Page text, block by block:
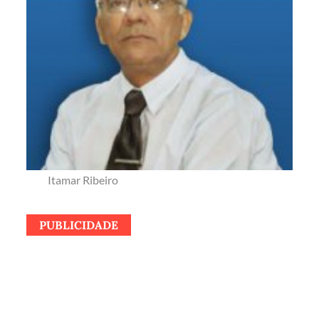
Itamar Ribeiro
PUBLICIDADE